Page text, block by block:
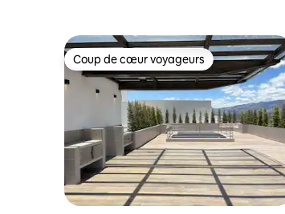
Coup de cœur voyageurs
Coup de cœur voyageurs